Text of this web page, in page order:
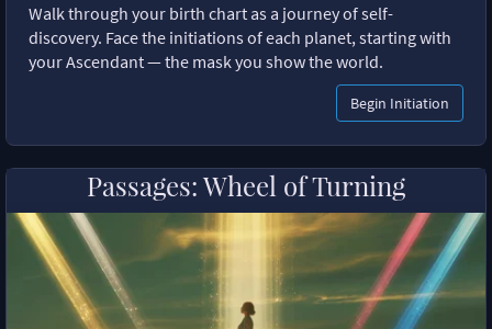
Walk through your birth chart as a journey of self-
discovery. Face the initiations of each planet, starting with
your Ascendant — the mask you show the world.
Begin Initiation
Passages: Wheel of Turning